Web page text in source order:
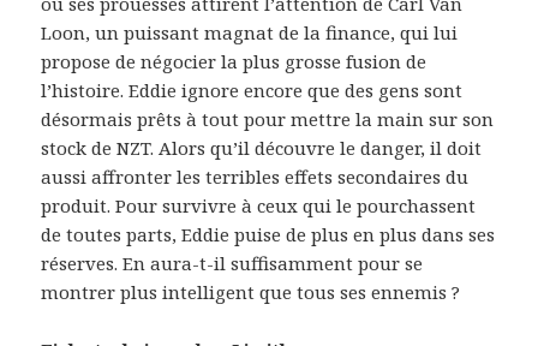
Loon, un puissant magnat de la finance, qui lui
propose de négocier la plus grosse fusion de
l’histoire. Eddie ignore encore que des gens sont
désormais prêts à tout pour mettre la main sur son
stock de NZT. Alors qu’il découvre le danger, il doit
aussi affronter les terribles effets secondaires du
produit. Pour survivre à ceux qui le pourchassent
de toutes parts, Eddie puise de plus en plus dans ses
réserves. En aura-t-il suffisamment pour se
montrer plus intelligent que tous ses ennemis ?